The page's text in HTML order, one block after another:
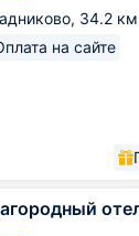
34.2 км
на сайте